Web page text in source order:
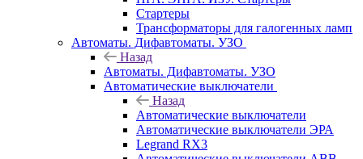
Стартеры
Трансформаторы для галогенных ламп
Автоматы. Дифавтоматы. УЗО
Назад
Автоматы. Дифавтоматы. УЗО
Автоматические выключатели
Назад
Автоматические выключатели
Автоматические выключатели ЭРА
Legrand RX3